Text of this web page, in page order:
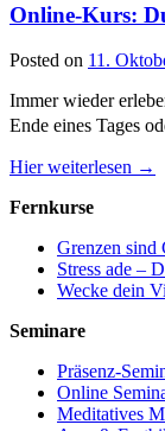
Online-Kurs:
Posted on 11.
Immer wieder
Ende eines Tages
Hier weiterlesen →
Fernkurse
Grenzen sind
Stress ade –
Wecke dein
Seminare
Präsenz-
Online
Meditatives